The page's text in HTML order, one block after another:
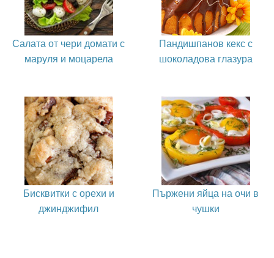
Салата от чери домати с
маруля и моцарела
Пандишпанов кекс с
шоколадова глазура
Бисквитки с орехи и
джинджифил
Пържени яйца на очи в
чушки